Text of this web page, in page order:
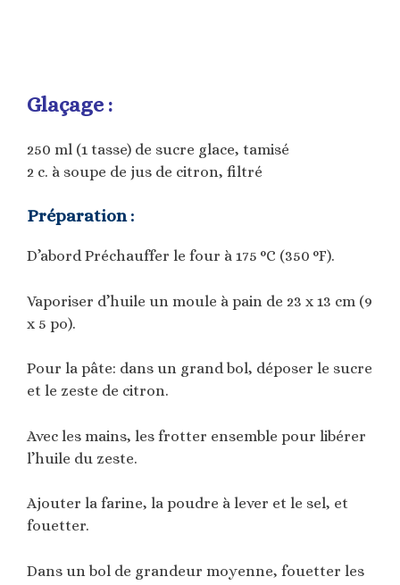
Glaçage :
250 ml (1 tasse) de sucre glace, tamisé
2 c. à soupe de jus de citron, filtré
Préparation :
D’abord Préchauffer le four à 175 °C (350 °F).
Vaporiser d’huile un moule à pain de 23 x 13 cm (9
x 5 po).
Pour la pâte: dans un grand bol, déposer le sucre
et le zeste de citron.
Avec les mains, les frotter ensemble pour libérer
l’huile du zeste.
Ajouter la farine, la poudre à lever et le sel, et
fouetter.
Dans un bol de grandeur moyenne, fouetter les